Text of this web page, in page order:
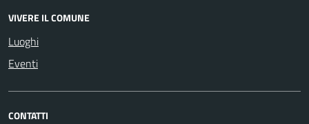
VIVERE IL COMUNE
Luoghi
Eventi
CONTATTI